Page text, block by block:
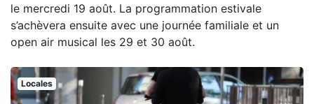
le mercredi 19 août. La programmation estivale
s’achèvera ensuite avec une journée familiale et un
open air musical les 29 et 30 août.
Locales